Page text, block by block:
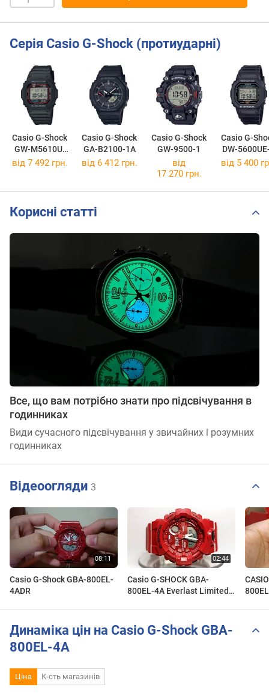
Серія Casio G-Shock (протиударні)
Casio G-Shock
GW-M5610U-
1E
Casio G-Shock
GA-B2100-1A
Casio G-Shock
GW-9500-1
Casio G-
DW-
від 7 492 грн. від 6 412 грн.
від
17 270 грн.
від 5 400
Корисні статті
Все, що вам потрібно знати про підсвічування в
годинниках
Види сучасного підсвічування у звичайних і розумних
годинниках
Відеоогляди 3
Casio G-Shock GBA-800EL-
4ADR
Casio G-SHOCK GBA-
800EL-4A Everlast Limited
Динаміка цін на Casio G-Shock GBA-
800EL-4A
Ціна К-сть магазинів